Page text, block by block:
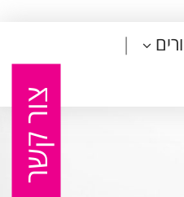
צור קשר